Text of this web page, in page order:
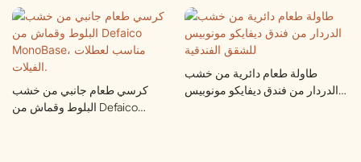
كرسي طعام جانبي من خشب
البلوط وقماش من Defaico
طاولة طعام دائرية من خشب
الدردار من فندق ديفايكو مونوبيس